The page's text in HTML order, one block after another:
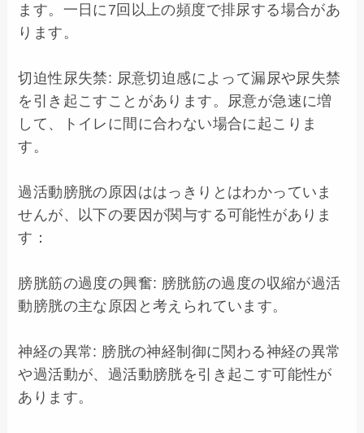
ます。一日に7回以上の頻度で排尿する場合があ
ります。
切迫性尿失禁: 尿意切迫感によって漏尿や尿失禁
を引き起こすことがあります。尿意が急速に増
して、トイレに間に合わない場合に起こりま
す。
過活動膀胱の原因ははっきりとはわかっていま
せんが、以下の要因が関与する可能性がありま
す：
膀胱筋の過度の興奮: 膀胱筋の過度の収縮が過活
動膀胱の主な原因と考えられています。
神経の異常: 膀胱の神経制御に関わる神経の異常
や過活動が、過活動膀胱を引き起こす可能性が
あります。